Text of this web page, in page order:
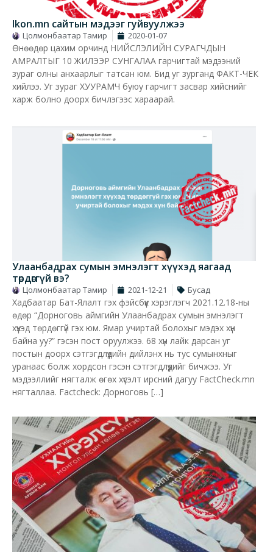
Ikon.mn сайтын мэдээг гуйвуулжээ
Цолмонбаатар Тамир 2020-01-07
Өнөөдөр цахим орчинд НИЙСЛЭЛИЙН СУРАГЧДЫН
АМРАЛТЫГ 10 ЖИЛЭЭР СУНГАЛАА гарчигтай мэдээний
зураг олны анхаарлыг татсан юм. Бид уг зурганд ФАКТ-ЧЕК
хийлээ. Уг зураг ХУУРАМЧ буюу гарчигт засвар хийснийг
харж болно доорх бичлэгээс хараарай.
Улаанбадрах сумын эмнэлэгт хүүхэд яагаад
төрдөггүй вэ?
Цолмонбаатар Тамир 2021-12-21 Бусад
Хадбаатар Бат-Ялалт гэх фэйсбүүк хэрэглэгч 2021.12.18-ны
өдөр “Дорноговь аймгийн Улаанбадрах сумын эмнэлэгт
хүүхэд төрдөггүй гэх юм. Ямар учиртай болохыг мэдэх хүн
байна уу?” гэсэн пост оруулжээ. 68 хүн лайк дарсан уг
постын доорх сэтгэгдлүүдийн дийлэнх нь тус сумынхныг
уранаас болж хордсон гэсэн сэтгэгдлүүдийг бичжээ. Уг
мэдээллийг нягталж өгөх хүсэлт ирсний дагуу FactCheck.mn
нягталлаа. Factcheck: Дорноговь […]